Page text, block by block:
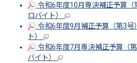
令和6年度10月専決補正予算（
ロバイト）
令和6年度9月補正予算（第3号
ト）
令和6年度7月専決補正予算（
バイト）